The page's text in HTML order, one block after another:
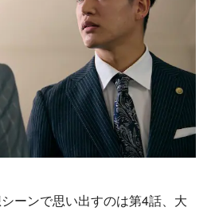
ーンで思い出すのは第4話、大